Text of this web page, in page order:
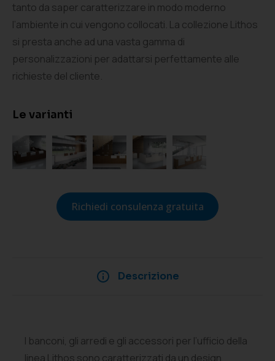
tanto da saper caratterizzare in modo moderno
l’ambiente in cui vengono collocati. La collezione Lithos
si presta anche ad una vasta gamma di
personalizzazioni per adattarsi perfettamente alle
richieste del cliente.
Le varianti
Richiedi consulenza gratuita
Descrizione
I banconi, gli arredi e gli accessori per l’ufficio della
linea Lithos sono caratterizzati da un design